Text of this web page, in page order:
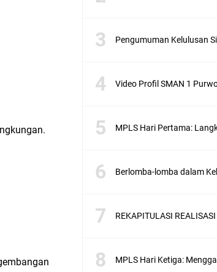
Berlomba-lomba dalam